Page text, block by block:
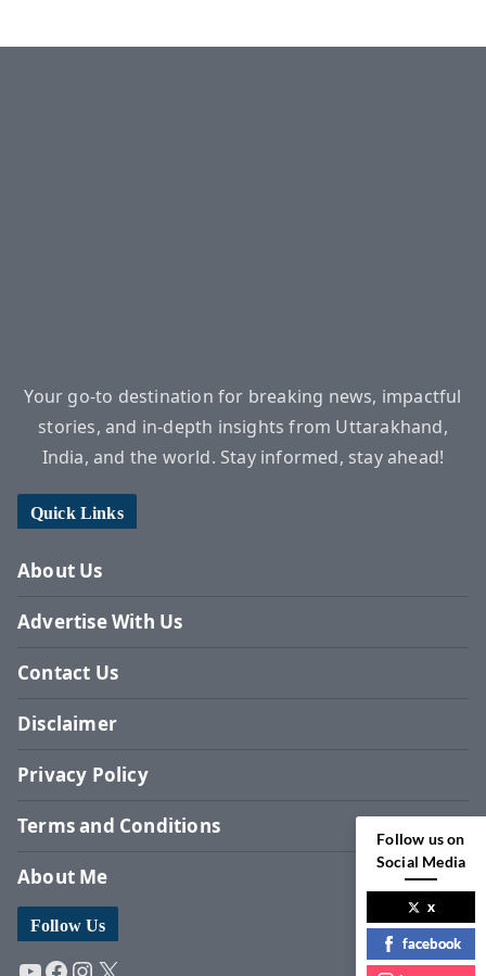
Your go-to destination for breaking news, impactful
stories, and in-depth insights from Uttarakhand,
India, and the world. Stay informed, stay ahead!
Quick Links
About Us
Advertise With Us
Contact Us
Disclaimer
Privacy Policy
Terms and Conditions
About Me
Follow Us
Follow us on
Social Media
x
facebook